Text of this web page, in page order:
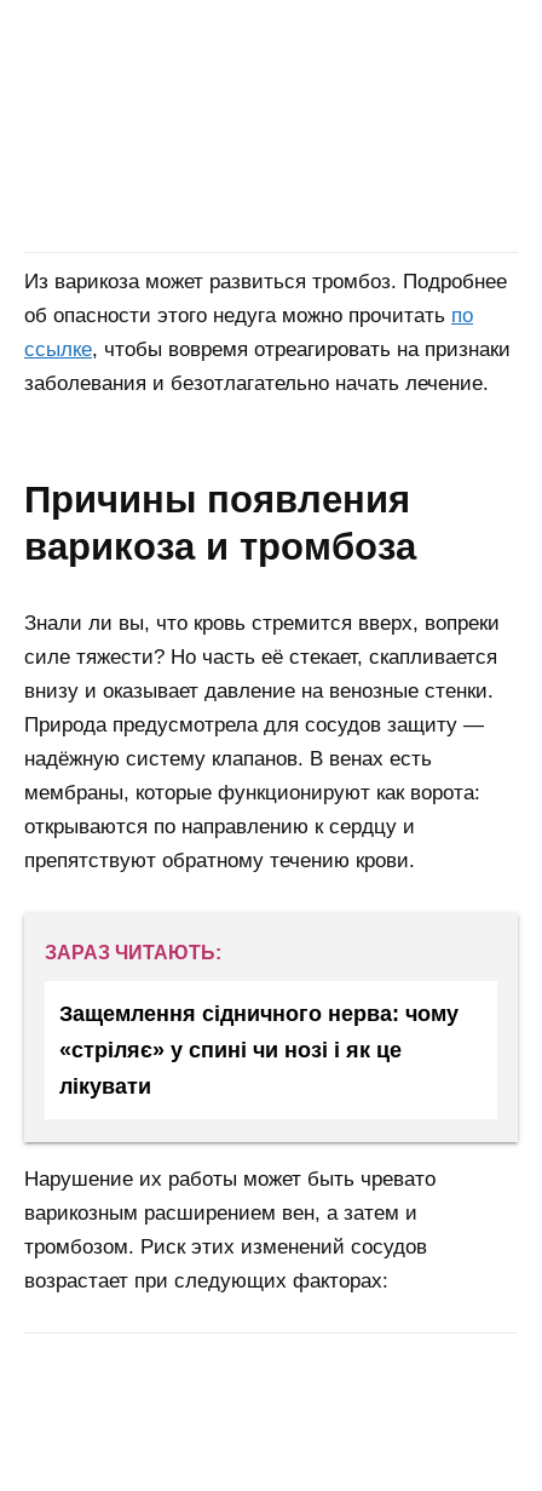
Из варикоза может развиться тромбоз. Подробнее
об опасности этого недуга можно прочитать по
ссылке, чтобы вовремя отреагировать на признаки
заболевания и безотлагательно начать лечение.
причины появления
варикоза и тромбоза
Знали ли вы, что кровь стремится вверх, вопреки
силе тяжести? Но часть её стекает, скапливается
внизу и оказывает давление на венозные стенки.
Природа предусмотрела для сосудов защиту —
надёжную систему клапанов. В венах есть
мембраны, которые функционируют как ворота:
открываются по направлению к сердцу и
препятствуют обратному течению крови.
ЗАРАЗ ЧИТАЮТЬ:
Защемлення сідничного нерва: чому
«стріляє» у спині чи нозі і як це
лікувати
Нарушение их работы может быть чревато
варикозным расширением вен, а затем и
тромбозом. Риск этих изменений сосудов
возрастает при следующих факторах: